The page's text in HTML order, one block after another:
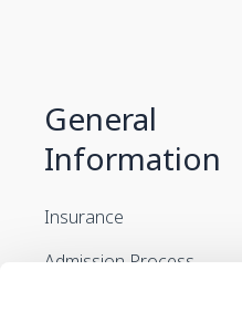
General
Information
Insurance
Admission Process